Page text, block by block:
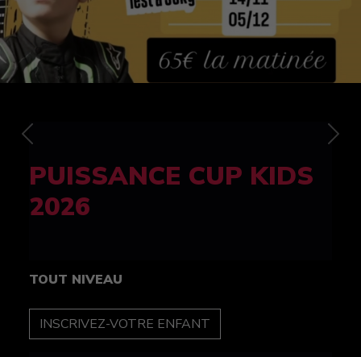
FELINE CUP 100%
féminine
TOUT NIVEAU
INSCRIPTION
Previous Next